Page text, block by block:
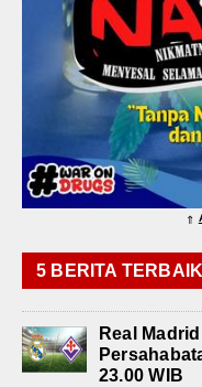
⇑
5 BERITA
Real
23.00 WIB